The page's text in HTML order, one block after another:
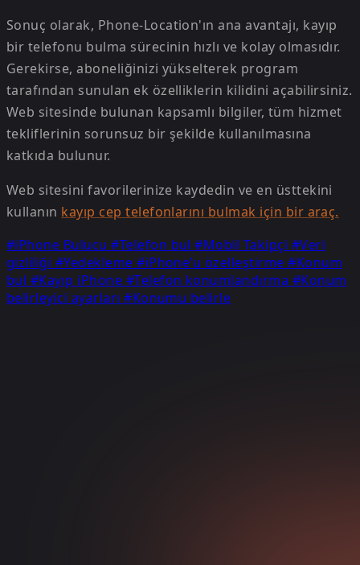
Sonuç olarak, Phone-Location'ın ana avantajı, kayıp
bir telefonu bulma sürecinin hızlı ve kolay olmasıdır.
Gerekirse, aboneliğinizi yükselterek program
tarafından sunulan ek özelliklerin kilidini açabilirsiniz.
Web sitesinde bulunan kapsamlı bilgiler, tüm hizmet
tekliflerinin sorunsuz bir şekilde kullanılmasına
katkıda bulunur.
Web sitesini favorilerinize kaydedin ve en üsttekini
kullanın kayıp cep telefonlarını bulmak için bir araç.
#iPhone Bulucu#Telefon bul#Mobil Takipçi #Veri
gizliliği #Yedekleme#iPhone’u özelleştirme#Konum
bul #Kayıp iPhone #Telefon konumlandırma #Konum
belirleyici ayarları#Konumu belirle